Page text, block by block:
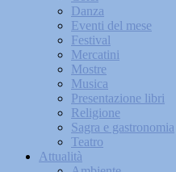
Danza
Eventi del mese
Festival
Mercatini
Mostre
Musica
Presentazione libri
Religione
Sagra e gastronomia
Teatro
Attualità